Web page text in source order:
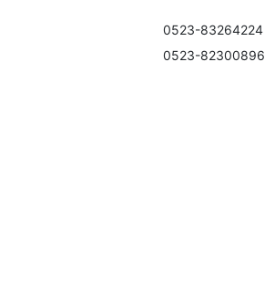
國內市場部電話：0523-83264224
國際市場部電話：0523-82300896